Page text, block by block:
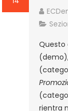
Questo
rientra